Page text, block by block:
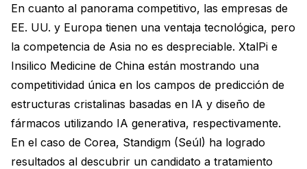
En cuanto al panorama competitivo, las empresas de
EE. UU. y Europa tienen una ventaja tecnológica, pero
la competencia de Asia no es despreciable. XtalPi e
Insilico Medicine de China están mostrando una
competitividad única en los campos de predicción de
estructuras cristalinas basadas en IA y diseño de
fármacos utilizando IA generativa, respectivamente.
En el caso de Corea, Standigm (Seúl) ha logrado
resultados al descubrir un candidato a tratamiento